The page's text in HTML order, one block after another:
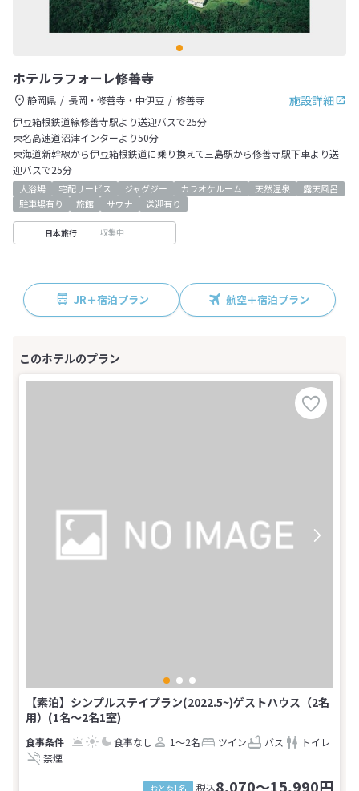
ホテルラフォーレ修善寺
施設詳細
静岡県 長岡・修善寺・中伊豆
修善寺
伊豆箱根鉄道線修善寺駅より送迎バスで25分
東名高速道沼津インターより50分
東海道新幹線から伊豆箱根鉄道に乗り換えて三島駅から修善寺駅下車より送
迎バスで25分
大浴場 宅配サービス ジャグジー カラオケルーム 天然温泉
露天風呂
駐車場有り
旅館 サウナ 送迎有り
日本旅行 収集中
JR＋宿泊プラン 航空＋宿泊プラン
【素泊】シンプルステイプラン(2022.5~)ゲストハウス（2名
用）(1名～2名1室)
食事なし 1～2名 ツイン バス
トイレ
禁煙
おとな1名 税込8,070～15,990円